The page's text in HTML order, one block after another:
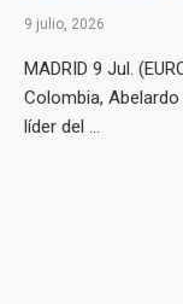
9 julio, 2026
MADRID 9 Jul.
Colombia,
líder del ...